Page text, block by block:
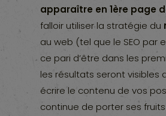
apparaître en 1ère page
falloir utiliser la stratégie du
au web (tel que le SEO par
ce pari d’être dans les
les résultats seront visibles
écrire le contenu de vos
continue de porter ses